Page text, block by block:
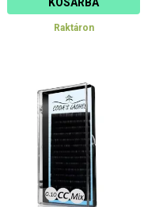
Raktáron